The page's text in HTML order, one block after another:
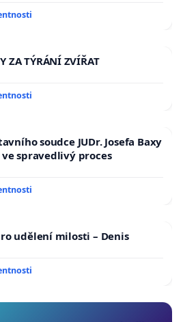
ZA TÝRÁNÍ ZVÍŘAT
soudce JUDr. Josefa Baxy
spravedlivý proces
udělení milosti – Denis